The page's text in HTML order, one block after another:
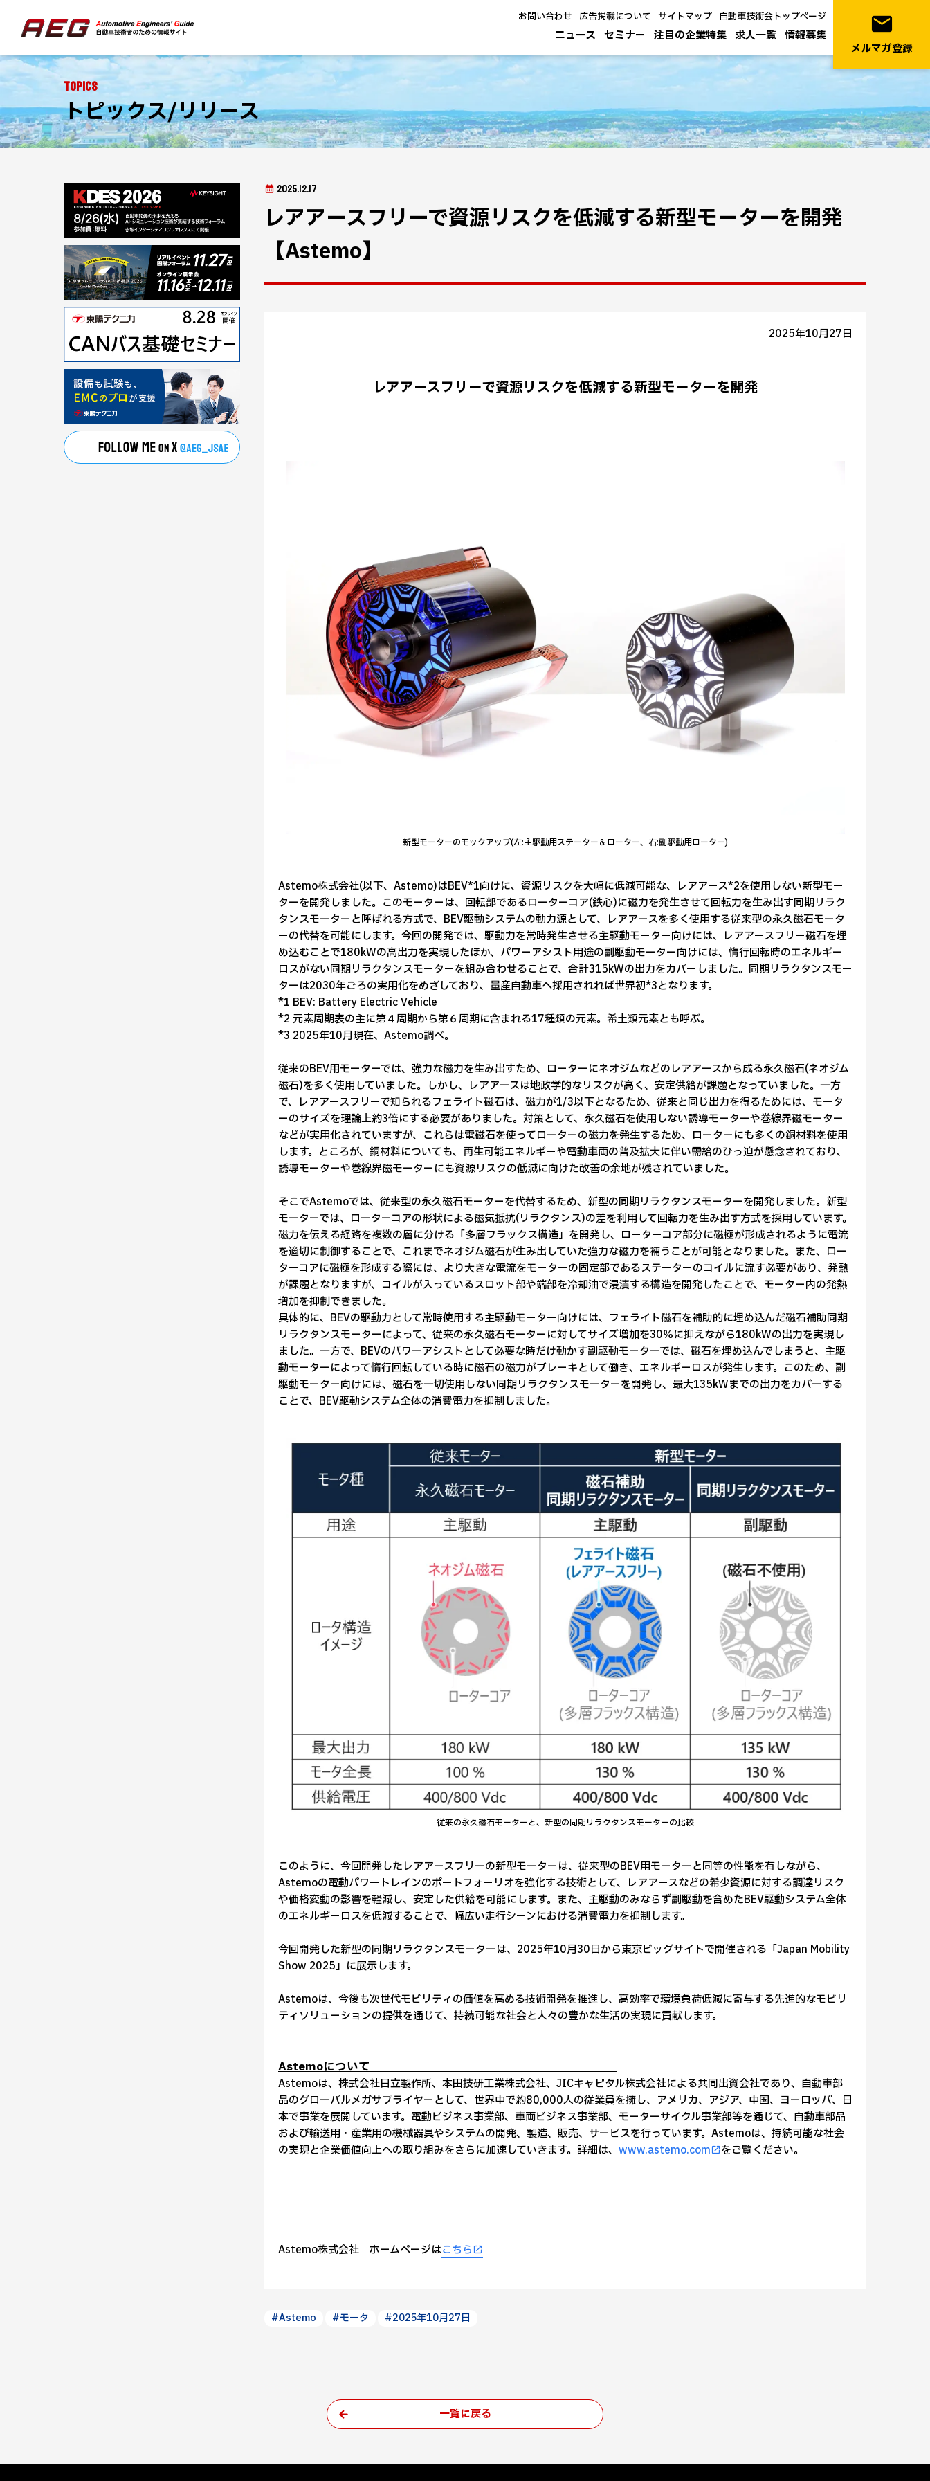
ニュース セミナー 注目の企業特集 求人一覧 情報募集
お問い合わせ 広告掲載について サイトマップ 自動車技術会トップページ email
メルマガ登録
Topics
トピックス/リリース
2025.12.17
レアアースフリーで資源リスクを低減する新型モーターを開発
【Astemo】
2025年10月27日
レアアースフリーで資源リスクを低減する新型モーターを開発
新型モーターのモックアップ(左:主駆動用ステーター＆ローター、右:副駆動用ローター)
Astemo株式会社(以下、Astemo)はBEV*1向けに、資源リスクを大幅に低減可能な、レアアース*2を使用しない新型モー
ターを開発しました。このモーターは、回転部であるローターコア(鉄心)に磁力を発生させて回転力を生み出す同期リラク
タンスモーターと呼ばれる方式で、BEV駆動システムの動力源として、レアアースを多く使用する従来型の永久磁石モータ
ーの代替を可能にします。今回の開発では、駆動力を常時発生させる主駆動モーター向けには、レアアースフリー磁石を埋
め込むことで180kWの高出力を実現したほか、パワーアシスト用途の副駆動モーター向けには、惰行回転時のエネルギー
ロスがない同期リラクタンスモーターを組み合わせることで、合計315kWの出力をカバーしました。同期リラクタンスモー
ターは2030年ごろの実用化をめざしており、量産自動車へ採用されれば世界初*3となります。
*1 BEV: Battery Electric Vehicle
*2 元素周期表の主に第４周期から第６周期に含まれる17種類の元素。希土類元素とも呼ぶ。
*3 2025年10月現在、Astemo調べ。
従来のBEV用モーターでは、強力な磁力を生み出すため、ローターにネオジムなどのレアアースから成る永久磁石(ネオジム
磁石)を多く使用していました。しかし、レアアースは地政学的なリスクが高く、安定供給が課題となっていました。一方
で、レアアースフリーで知られるフェライト磁石は、磁力が1/3以下となるため、従来と同じ出力を得るためには、モータ
ーのサイズを理論上約3倍にする必要がありました。対策として、永久磁石を使用しない誘導モーターや巻線界磁モーター
などが実用化されていますが、これらは電磁石を使ってローターの磁力を発生するため、ローターにも多くの銅材料を使用
します。ところが、銅材料についても、再生可能エネルギーや電動車両の普及拡大に伴い需給のひっ迫が懸念されており、
誘導モーターや巻線界磁モーターにも資源リスクの低減に向けた改善の余地が残されていました。
そこでAstemoでは、従来型の永久磁石モーターを代替するため、新型の同期リラクタンスモーターを開発しました。新型
モーターでは、ローターコアの形状による磁気抵抗(リラクタンス)の差を利用して回転力を生み出す方式を採用しています。
磁力を伝える経路を複数の層に分ける「多層フラックス構造」を開発し、ローターコア部分に磁極が形成されるように電流
を適切に制御することで、これまでネオジム磁石が生み出していた強力な磁力を補うことが可能となりました。また、ロー
ターコアに磁極を形成する際には、より大きな電流をモーターの固定部であるステーターのコイルに流す必要があり、発熱
が課題となりますが、コイルが入っているスロット部や端部を冷却油で浸漬する構造を開発したことで、モーター内の発熱
増加を抑制できました。
具体的に、BEVの駆動力として常時使用する主駆動モーター向けには、フェライト磁石を補助的に埋め込んだ磁石補助同期
リラクタンスモーターによって、従来の永久磁石モーターに対してサイズ増加を30%に抑えながら180kWの出力を実現し
ました。一方で、BEVのパワーアシストとして必要な時だけ動かす副駆動モーターでは、磁石を埋め込んでしまうと、主駆
動モーターによって惰行回転している時に磁石の磁力がブレーキとして働き、エネルギーロスが発生します。このため、副
駆動モーター向けには、磁石を一切使用しない同期リラクタンスモーターを開発し、最大135kWまでの出力をカバーする
ことで、BEV駆動システム全体の消費電力を抑制しました。
従来の永久磁石モーターと、新型の同期リラクタンスモーターの比較
このように、今回開発したレアアースフリーの新型モーターは、従来型のBEV用モーターと同等の性能を有しながら、
Astemoの電動パワートレインのポートフォーリオを強化する技術として、レアアースなどの希少資源に対する調達リスク
や価格変動の影響を軽減し、安定した供給を可能にします。また、主駆動のみならず副駆動を含めたBEV駆動システム全体
のエネルギーロスを低減することで、幅広い走行シーンにおける消費電力を抑制します。
今回開発した新型の同期リラクタンスモーターは、2025年10月30日から東京ビッグサイトで開催される「Japan Mobility
Show 2025」に展示します。
Astemoは、今後も次世代モビリティの価値を高める技術開発を推進し、高効率で環境負荷低減に寄与する先進的なモビリ
ティソリューションの提供を通じて、持続可能な社会と人々の豊かな生活の実現に貢献します。
Astemoについて
Astemoは、株式会社日立製作所、本田技研工業株式会社、JICキャピタル株式会社による共同出資会社であり、自動車部
品のグローバルメガサプライヤーとして、世界中で約80,000人の従業員を擁し、アメリカ、アジア、中国、ヨーロッパ、日
本で事業を展開しています。電動ビジネス事業部、車両ビジネス事業部、モーターサイクル事業部等を通じて、自動車部品
および輸送用・産業用の機械器具やシステムの開発、製造、販売、サービスを行っています。Astemoは、持続可能な社会
の実現と企業価値向上への取り組みをさらに加速していきます。詳細は、 www.astemo.com をご覧ください。
Astemo株式会社 ホームページはこちら
#Astemo #モータ #2025年10月27日
一覧に戻る